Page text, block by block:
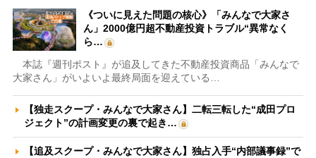
《ついに見えた問題の核心》「みんなで大家さ
ん」2000億円超不動産投資トラブル“異常なく
ら…
本誌『週刊ポスト』が追及してきた不動産投資商品「みんなで
大家さん」がいよいよ最終局面を迎えている…
【独走スクープ・みんなで大家さん】二転三転した“成田プロ
ジェクト”の計画変更の裏で起き…
【追及スクープ・みんなで大家さん】独占入手“内部議事録”で